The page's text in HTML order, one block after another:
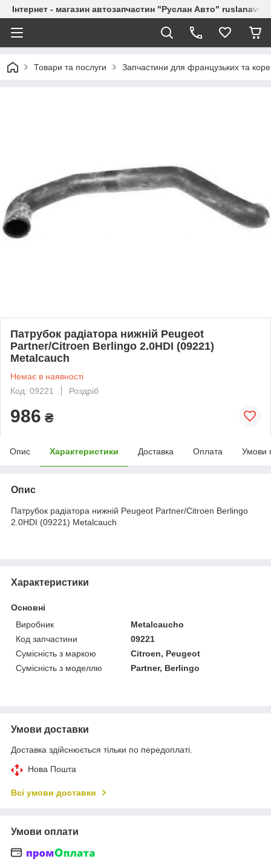
Інтернет - магазин автозапчастин "Руслан Авто"
Товари та послуги Запчастини для французьких та
Патрубок радіатора нижній Peugeot
Partner/Citroen Berlingo 2.0HDI (09221)
Metalcauch
Немає в наявності
Код: 09221
Роздріб
986 ₴
Опис Характеристики Доставка Оплата Умови
Опис
Патрубок радіатора нижній Peugeot Partner/Citroen Berlingo
2.0HDI (09221) Metalcauch
Характеристики
Основні
Виробник
Metalcaucho
Код запчастини
09221
Сумісність з маркою
Citroen, Peugeot
Сумісність з моделлю
Partner, Berlingo
Умови доставки
Доставка здійснюється тільки по передоплаті.
Нова Пошта
Всі умови доставки
Умови оплати